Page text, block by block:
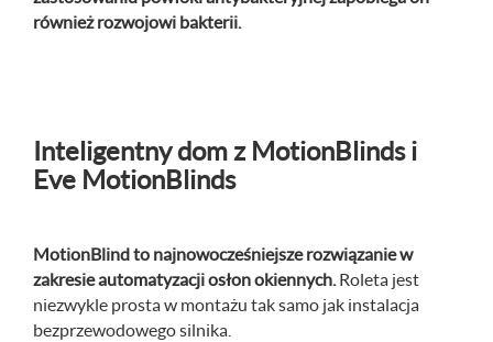
również rozwojowi bakterii.
Inteligentny dom z MotionBlinds i
Eve MotionBlinds
MotionBlind to najnowocześniejsze rozwiązanie w
zakresie automatyzacji osłon okiennych. Roleta jest
niezwykle prosta w montażu tak samo jak instalacja
bezprzewodowego silnika.